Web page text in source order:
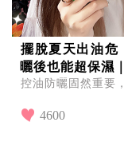
擺脫夏天出油危
曬後也能超保濕
控油防曬固然重要
4600